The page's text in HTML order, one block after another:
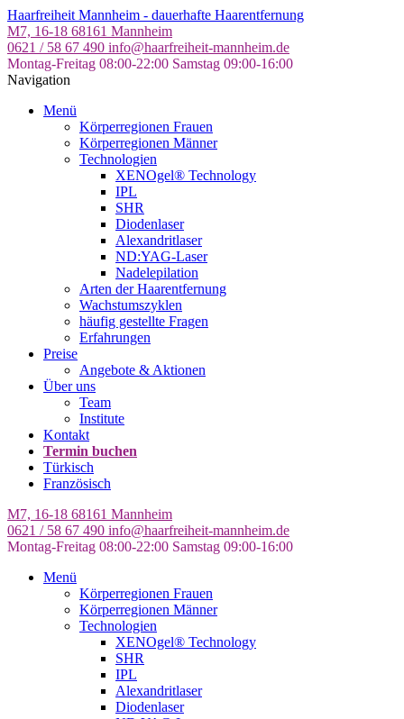
Skip
to
the
content
Haarfreiheit Mannheim - dauerhafte Haarentfernung
M7, 16-18 68161 Mannheim
0621 / 58 67 490 info@haarfreiheit-mannheim.de
Montag-Freitag 08:00-22:00 Samstag 09:00-16:00
Navigation
Menü
Körperregionen Frauen
Körperregionen Männer
Technologien
XENOgel® Technology
IPL
SHR
Diodenlaser
Alexandritlaser
ND:YAG-Laser
Nadelepilation
Arten der Haarentfernung
Wachstumszyklen
häufig gestellte Fragen
Erfahrungen
Preise
Angebote & Aktionen
Über uns
Team
Institute
Kontakt
Termin buchen
Türkisch
Französisch
M7, 16-18 68161 Mannheim
0621 / 58 67 490 info@haarfreiheit-mannheim.de
Montag-Freitag 08:00-22:00 Samstag 09:00-16:00
Menü
Körperregionen Frauen
Körperregionen Männer
Technologien
XENOgel® Technology
SHR
IPL
Alexandritlaser
Diodenlaser